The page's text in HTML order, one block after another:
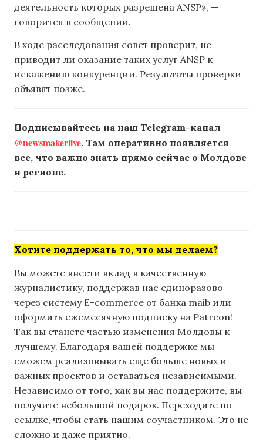
деятельность которых разрешена ANSP», —
говорится в сообщении.
В ходе расследования совет проверит, не
приводит ли оказание таких услуг ANSP к
искажению конкуренции. Результаты проверки
объявят позже.
Подписывайтесь на наш Telegram-канал
@newsmakerlive. Там оперативно появляется
все, что важно знать прямо сейчас о Молдове
и регионе.
Хотите поддержать то, что мы делаем?
Вы можете внести вклад в качественную
журналистику, поддержав нас единоразово
через систему E-commerce от банка maib или
оформить ежемесячную подписку на Patreon!
Так вы станете частью изменения Молдовы к
лучшему. Благодаря вашей поддержке мы
сможем реализовывать еще больше новых и
важных проектов и оставаться независимыми.
Независимо от того, как вы нас поддержите, вы
получите небольшой подарок. Переходите по
ссылке, чтобы стать нашим соучастником. Это не
сложно и даже приятно.